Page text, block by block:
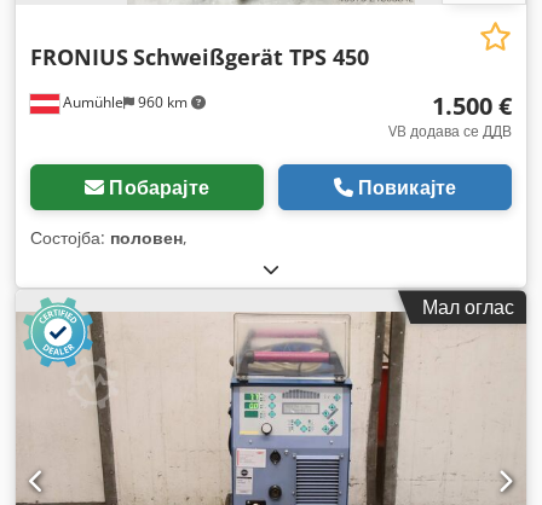
Aumühle 960 km
FRONIUSSchweißgerät TPS 450
1.500 €
VB додава се ДДВ
Побарајте Повикајте
Состојба: половен,
Мал оглас